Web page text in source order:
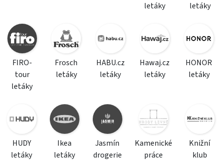
letáky
letáky
FIRO-
tour
letáky
Frosch
letáky
HABU.cz
letáky
Hawaj.cz
letáky
HONOR
letáky
HUDY
letáky
Ikea
letáky
Jasmín
drogerie
Kamenické
práce
Knižní
klub